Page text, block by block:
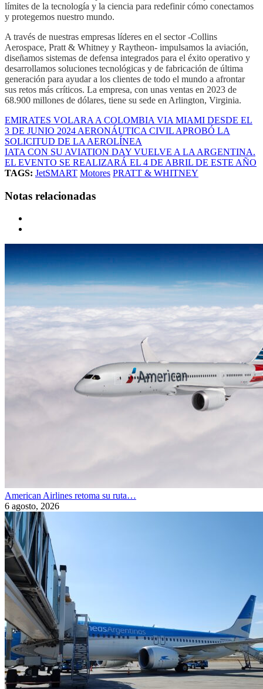
límites de la tecnología y la ciencia para redefinir cómo conectamos
y protegemos nuestro mundo.
A través de nuestras empresas líderes en el sector -Collins
Aerospace, Pratt & Whitney y Raytheon- impulsamos la aviación,
diseñamos sistemas de defensa integrados para el éxito operativo y
desarrollamos soluciones tecnológicas y de fabricación de última
generación para ayudar a los clientes de todo el mundo a afrontar
sus retos más críticos. La empresa, con unas ventas en 2023 de
68.900 millones de dólares, tiene su sede en Arlington, Virginia.
EMIRATES VOLARA A COLOMBIA VIA MIAMI DESDE EL
3 DE JUNIO 2024 AERONÁUTICA CIVIL APROBÓ LA
SOLICITUD DE LA AEROLÍNEA
IATA CON SU AVIATION DAY VUELVE A LA ARGENTINA.
EL EVENTO SE REALIZARÁ EL 4 DE ABRIL DE ESTE AÑO
TAGS: JetSMART Motores PRATT & WHITNEY
Notas relacionadas
American Airlines retoma su ruta…
6 agosto, 2026